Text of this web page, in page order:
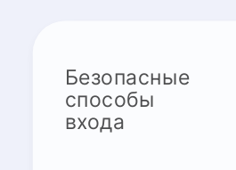
Безопасные
способы
входа